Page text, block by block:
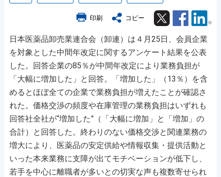
印刷 コピー Twitter Facebook
日本医薬品卸売業連合会（卸連）は４月25日、会員企業
を対象とした中間年改定に関するアンケート結果を公表
した。回答企業の85％が中間年改定により業務負担が
「大幅に増加した」と回答。「増加した」（13％）を含
めるとほぼ全ての企業で業務負担が増えたことが確認さ
れた。価格交渉の頻度や在庫管理の業務負担はいずれも
回答社全社が“増加した”（「大幅に増加」と「増加」の
合計）と回答した。終わりのない価格交渉と関連業務の
増大により、医薬品の安定供給や情報収集・提供活動と
いった本来業務に支障が出てモチベーションが低下し、
若手を中心に離職者が多いとの切実な声も複数寄せられ